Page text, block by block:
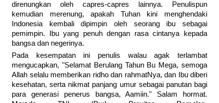
direnungkan oleh capres-capres lainnya. Penulispun
kemudian merenung, apakah Tuhan kini menghendaki
Indonesia kembali dipimpin oleh seorang ibu sebagai
pemimpin. Ibu yang penuh dengan rasa cintanya kepada
bangsa dan negerinya.
Pada kesempatan ini penulis walau agak terlambat
mengucapkan, "Selamat Berulang Tahun Bu Mega, semoga
Allah selalu memberikan ridho dan rahmatNya, dan Ibu diberi
kesehatan, serta nikmat panjang umur sebagai panutan bagi
para generasi penerus bangsa, Aamiin." Salam hormat.